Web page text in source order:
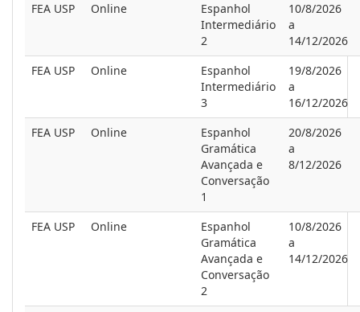
FEA USP
Online
Espanhol
Intermediário
2
10/8/2026
a
14/12/2026
FEA USP
Online
Espanhol
Intermediário
3
19/8/2026
a
16/12/2026
FEA USP
Online
Espanhol
Gramática
Avançada e
Conversação
1
20/8/2026
a
8/12/2026
FEA USP Online
Espanhol
Gramática
Avançada e
Conversação
2
10/8/2026
a
14/12/2026